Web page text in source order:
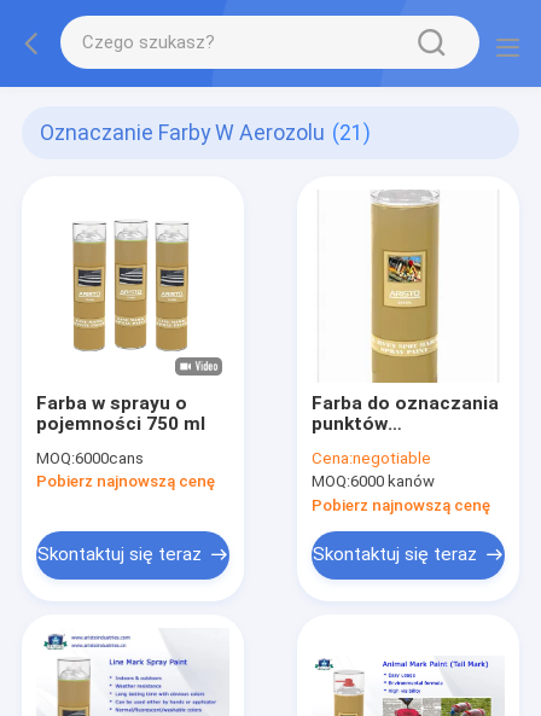
Oznaczanie Farby W Aerozolu (21)
Farba w sprayu o
pojemności 750 ml
MOQ:6000cans
Pobierz najnowszą cenę
Skontaktuj się teraz
Farba do oznaczania
punktów
Tymczasowy znak
odwrócony
znacznika
spryskującego z
osłoną natryskową
Cena:negotiable
MOQ:6000 kanów
Pobierz najnowszą cenę
Skontaktuj się teraz